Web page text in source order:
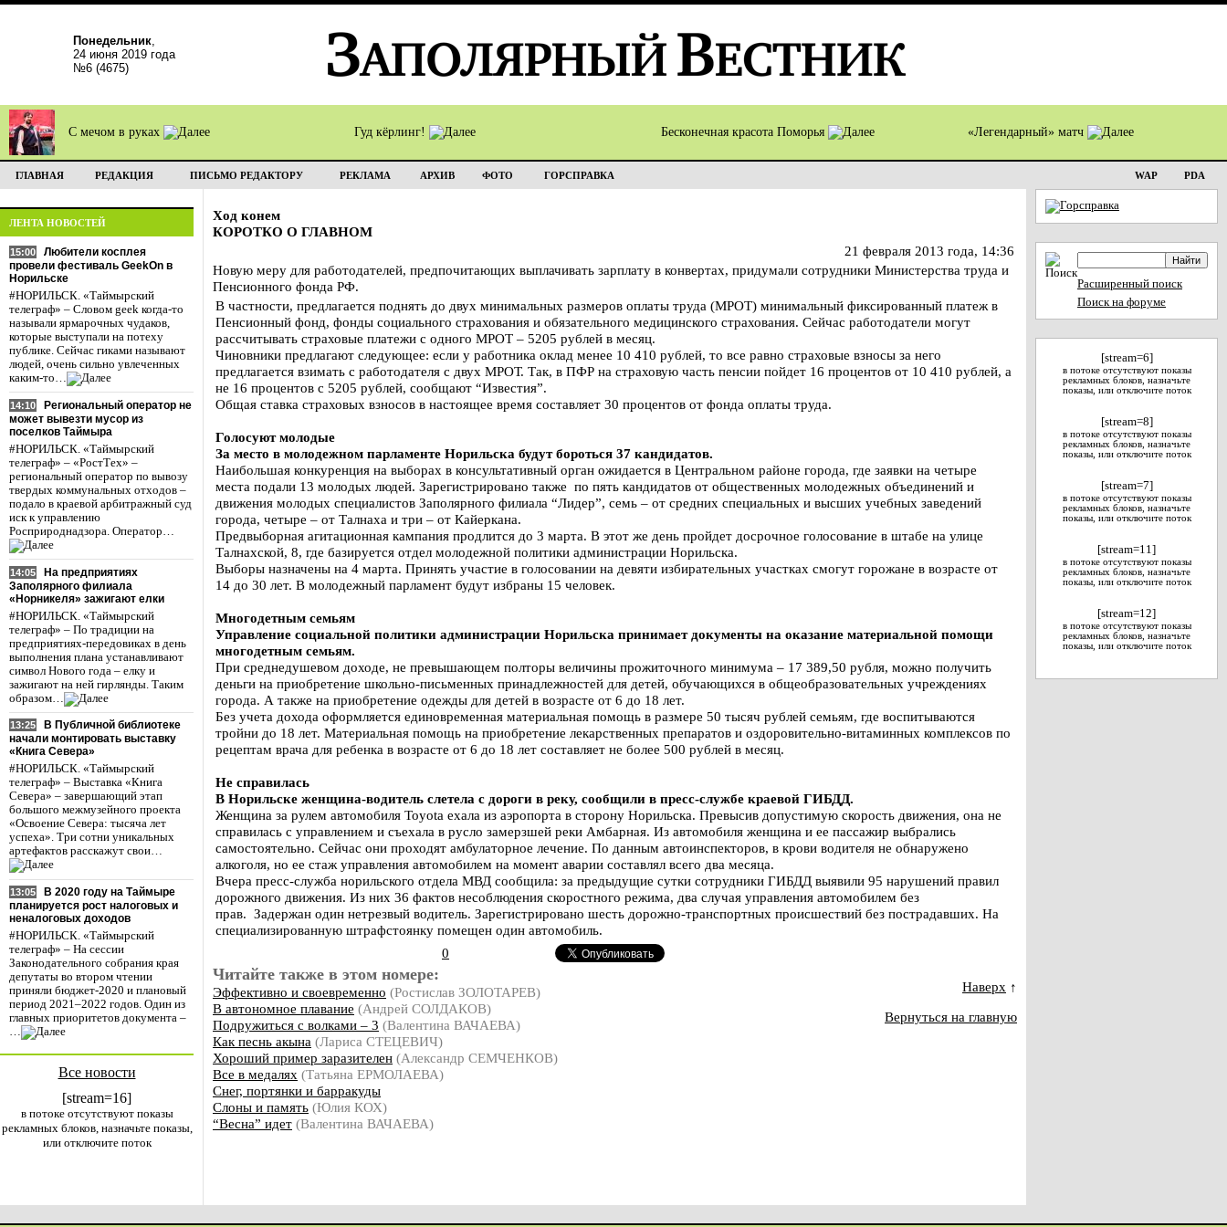
Понедельник,
24 июня 2019 года
№6 (4675)
С мечом в руках Гуд кёрлинг! Бесконечная красота Поморья «Легендарный» матч
ГЛАВНАЯ РЕДАКЦИЯ ПИСЬМО РЕДАКТОРУ РЕКЛАМА АРХИВ ФОТО ГОРСПРАВКА WAP PDA
ЛЕНТА НОВОСТЕЙ
15:00
Любители косплея
провели фестиваль GeekOn в
Норильске
#НОРИЛЬСК. «Таймырский
телеграф» – Словом geek когда-то
называли ярмарочных чудаков,
которые выступали на потеху
публике. Сейчас гиками называют
людей, очень сильно увлеченных
каким-то…
14:10
Региональный оператор не
может вывезти мусор из
поселков Таймыра
#НОРИЛЬСК. «Таймырский
телеграф» – «РостТех» –
региональный оператор по вывозу
твердых коммунальных отходов –
подало в краевой арбитражный суд
иск к управлению
Росприроднадзора. Оператор…
14:05
На предприятиях
Заполярного филиала
«Норникеля» зажигают елки
#НОРИЛЬСК. «Таймырский
телеграф» – По традиции на
предприятиях-передовиках в день
выполнения плана устанавливают
символ Нового года – елку и
зажигают на ней гирлянды. Таким
образом…
13:25
В Публичной библиотеке
начали монтировать выставку
«Книга Севера»
#НОРИЛЬСК. «Таймырский
телеграф» – Выставка «Книга
Севера» – завершающий этап
большого межмузейного проекта
«Освоение Севера: тысяча лет
успеха». Три сотни уникальных
артефактов расскажут свои…
13:05
В 2020 году на Таймыре
планируется рост налоговых и
неналоговых доходов
#НОРИЛЬСК. «Таймырский
телеграф» – На сессии
Законодательного собрания края
депутаты во втором чтении
приняли бюджет-2020 и плановый
период 2021–2022 годов. Один из
главных приоритетов документа –
…
Все новости
[stream=16]
в потоке отсутствуют показы
рекламных блоков, назначьте показы,
или отключите поток
Ход конем
КОРОТКО О ГЛАВНОМ
21 февраля 2013 года, 14:36
Новую меру для работодателей, предпочитающих выплачивать зарплату в конвертах, придумали сотрудники Министерства труда и
Пенсионного фонда РФ.
В частности, предлагается поднять до двух минимальных размеров оплаты труда (МРОТ) минимальный фиксированный платеж в
Пенсионный фонд, фонды социального страхования и обязательного медицинского страхования. Сейчас работодатели могут
рассчитывать страховые платежи с одного МРОТ – 5205 рублей в месяц.
Чиновники предлагают следующее: если у работника оклад менее 10 410 рублей, то все равно страховые взносы за него
предлагается взимать с работодателя с двух МРОТ. Так, в ПФР на страховую часть пенсии пойдет 16 процентов от 10 410 рублей, а
не 16 процентов с 5205 рублей, сообщают “Известия”.
Общая ставка страховых взносов в настоящее время составляет 30 процентов от фонда оплаты труда.
Голосуют молодые
За место в молодежном парламенте Норильска будут бороться 37 кандидатов.
Наибольшая конкуренция на выборах в консультативный орган ожидается в Центральном районе города, где заявки на четыре
места подали 13 молодых людей. Зарегистрировано также по пять кандидатов от общественных молодежных объединений и
движения молодых специалистов Заполярного филиала “Лидер”, семь – от средних специальных и высших учебных заведений
города, четыре – от Талнаха и три – от Кайеркана.
Предвыборная агитационная кампания продлится до 3 марта. В этот же день пройдет досрочное голосование в штабе на улице
Талнахской, 8, где базируется отдел молодежной политики администрации Норильска.
Выборы назначены на 4 марта. Принять участие в голосовании на девяти избирательных участках смогут горожане в возрасте от
14 до 30 лет. В молодежный парламент будут избраны 15 человек.
Многодетным семьям
Управление социальной политики администрации Норильска принимает документы на оказание материальной помощи
многодетным семьям.
При среднедушевом доходе, не превышающем полторы величины прожиточного минимума – 17 389,50 рубля, можно получить
деньги на приобретение школьно-письменных принадлежностей для детей, обучающихся в общеобразовательных учреждениях
города. А также на приобретение одежды для детей в возрасте от 6 до 18 лет.
Без учета дохода оформляется единовременная материальная помощь в размере 50 тысяч рублей семьям, где воспитываются
тройни до 18 лет. Материальная помощь на приобретение лекарственных препаратов и оздоровительно-витаминных комплексов по
рецептам врача для ребенка в возрасте от 6 до 18 лет составляет не более 500 рублей в месяц.
Не справилась
В Норильске женщина-водитель слетела с дороги в реку, сообщили в пресс-службе краевой ГИБДД.
Женщина за рулем автомобиля Toyota ехала из аэропорта в сторону Норильска. Превысив допустимую скорость движения, она не
справилась с управлением и съехала в русло замерзшей реки Амбарная. Из автомобиля женщина и ее пассажир выбрались
самостоятельно. Сейчас они проходят амбулаторное лечение. По данным автоинспекторов, в крови водителя не обнаружено
алкоголя, но ее стаж управления автомобилем на момент аварии составлял всего два месяца.
Вчера пресс-служба норильского отдела МВД сообщила: за предыдущие сутки сотрудники ГИБДД выявили 95 нарушений правил
дорожного движения. Из них 36 фактов несоблюдения скоростного режима, два случая управления автомобилем без
прав. Задержан один нетрезвый водитель. Зарегистрировано шесть дорожно-транспортных происшествий без пострадавших. На
специализированную штрафстоянку помещен один автомобиль.
0
Читайте также в этом номере:
Эффективно и своевременно (Ростислав ЗОЛОТАРЕВ)
В автономное плавание (Андрей СОЛДАКОВ)
Подружиться с волками – 3 (Валентина ВАЧАЕВА)
Как песнь акына (Лариса СТЕЦЕВИЧ)
Хороший пример заразителен (Александр СЕМЧЕНКОВ)
Все в медалях (Татьяна ЕРМОЛАЕВА)
Снег, портянки и барракуды
Слоны и память (Юлия КОХ)
“Весна” идет (Валентина ВАЧАЕВА)
Наверх ↑
Вернуться на главную
Расширенный поиск
Поиск на форуме
[stream=6]
в потоке отсутствуют показы
рекламных блоков, назначьте
показы, или отключите поток
[stream=8]
в потоке отсутствуют показы
рекламных блоков, назначьте
показы, или отключите поток
[stream=7]
в потоке отсутствуют показы
рекламных блоков, назначьте
показы, или отключите поток
[stream=11]
в потоке отсутствуют показы
рекламных блоков, назначьте
показы, или отключите поток
[stream=12]
в потоке отсутствуют показы
рекламных блоков, назначьте
показы, или отключите поток